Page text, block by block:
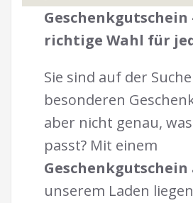
Geschenkgutschein
richtige Wahl für
Sie sind auf der
besonderen
aber nicht genau,
passt? Mit einem
Geschenkgutschein
unserem Laden